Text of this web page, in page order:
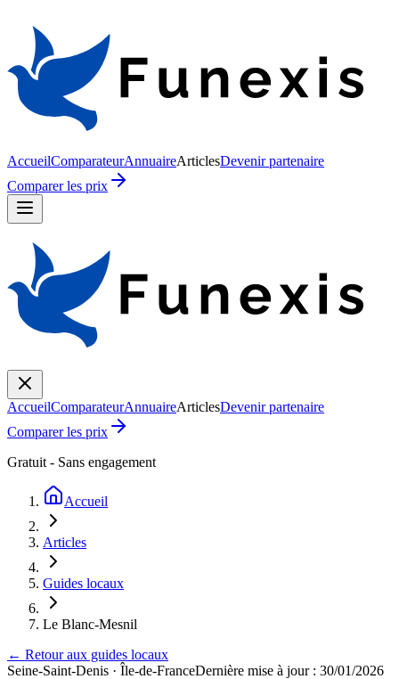
AccueilComparateurAnnuaireArticlesDevenir partenaire
Comparer les prix
AccueilComparateurAnnuaireArticlesDevenir partenaire
Comparer les prix
Gratuit - Sans engagement
Accueil
Articles
Guides locaux
Le Blanc-Mesnil
← Retour aux guides locaux
Seine-Saint-Denis · Île-de-FranceDernière mise à jour : 30/01/2026